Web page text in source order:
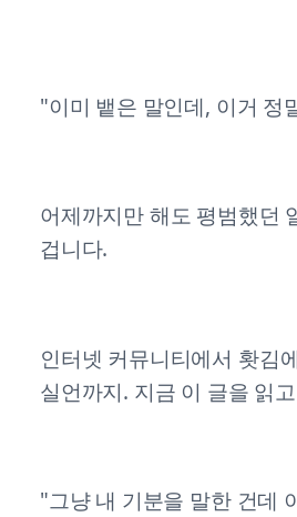
"이미 뱉은 말인데, 이거 정
어제까지만 해도 평범했던
겁니다.
인터넷 커뮤니티에서 홧김
실언까지. 지금 이 글을 읽
"그냥 내 기분을 말한 건데